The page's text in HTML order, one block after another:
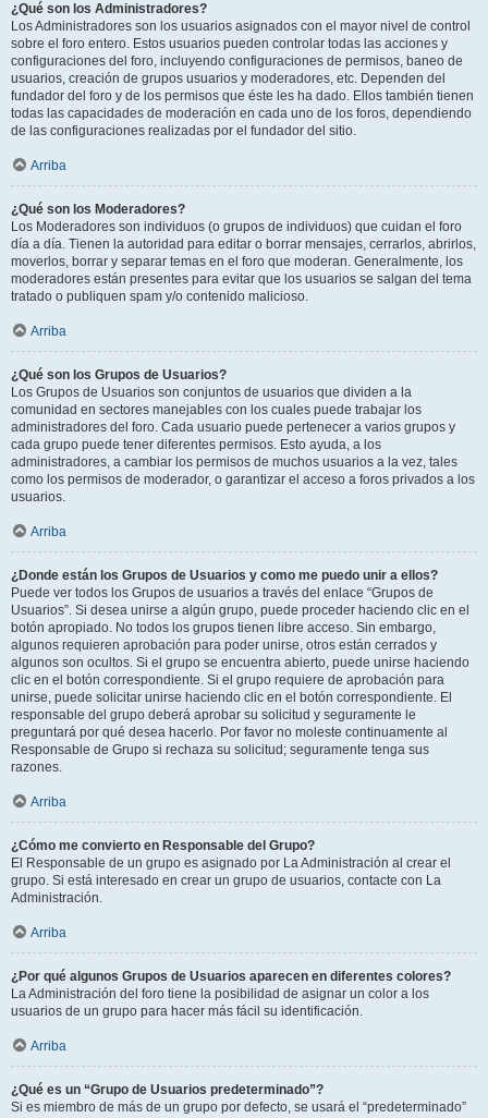
¿Qué son los Administradores?
Los Administradores son los usuarios asignados con el mayor nivel de control
sobre el foro entero. Estos usuarios pueden controlar todas las acciones y
configuraciones del foro, incluyendo configuraciones de permisos, baneo de
usuarios, creación de grupos usuarios y moderadores, etc. Dependen del
fundador del foro y de los permisos que éste les ha dado. Ellos también tienen
todas las capacidades de moderación en cada uno de los foros, dependiendo
de las configuraciones realizadas por el fundador del sitio.
Arriba
¿Qué son los Moderadores?
Los Moderadores son individuos (o grupos de individuos) que cuidan el foro
día a día. Tienen la autoridad para editar o borrar mensajes, cerrarlos, abrirlos,
moverlos, borrar y separar temas en el foro que moderan. Generalmente, los
moderadores están presentes para evitar que los usuarios se salgan del tema
tratado o publiquen spam y/o contenido malicioso.
Arriba
¿Qué son los Grupos de Usuarios?
Los Grupos de Usuarios son conjuntos de usuarios que dividen a la
comunidad en sectores manejables con los cuales puede trabajar los
administradores del foro. Cada usuario puede pertenecer a varios grupos y
cada grupo puede tener diferentes permisos. Esto ayuda, a los
administradores, a cambiar los permisos de muchos usuarios a la vez, tales
como los permisos de moderador, o garantizar el acceso a foros privados a los
usuarios.
Arriba
¿Donde están los Grupos de Usuarios y como me puedo unir a ellos?
Puede ver todos los Grupos de usuarios a través del enlace “Grupos de
Usuarios”. Si desea unirse a algún grupo, puede proceder haciendo clic en el
botón apropiado. No todos los grupos tienen libre acceso. Sin embargo,
algunos requieren aprobación para poder unirse, otros están cerrados y
algunos son ocultos. Si el grupo se encuentra abierto, puede unirse haciendo
clic en el botón correspondiente. Si el grupo requiere de aprobación para
unirse, puede solicitar unirse haciendo clic en el botón correspondiente. El
responsable del grupo deberá aprobar su solicitud y seguramente le
preguntará por qué desea hacerlo. Por favor no moleste continuamente al
Responsable de Grupo si rechaza su solicitud; seguramente tenga sus
razones.
Arriba
¿Cómo me convierto en Responsable del Grupo?
El Responsable de un grupo es asignado por La Administración al crear el
grupo. Si está interesado en crear un grupo de usuarios, contacte con La
Administración.
Arriba
¿Por qué algunos Grupos de Usuarios aparecen en diferentes colores?
La Administración del foro tiene la posibilidad de asignar un color a los
usuarios de un grupo para hacer más fácil su identificación.
Arriba
¿Qué es un “Grupo de Usuarios predeterminado”?
Si es miembro de más de un grupo por defecto, se usará el “predeterminado”